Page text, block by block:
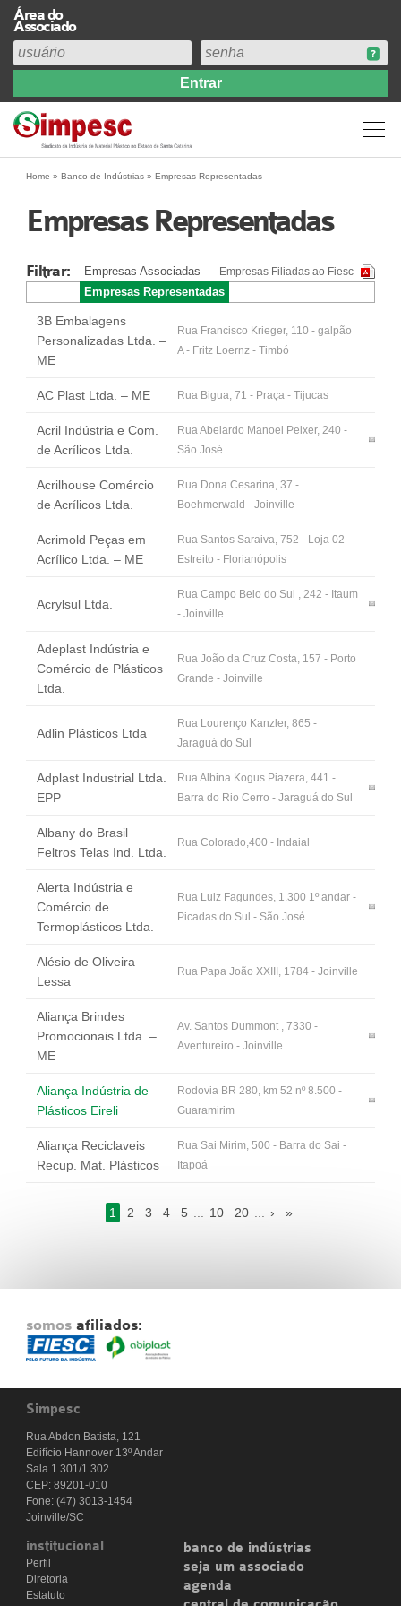
Área do
Associado
Institucional
Perfil
Diretoria
Abrangência
Acervo
Prestação de Contas
Central de Comunicação
Links
Agenda
NOSSAS ASSOCIADAS
SEJA UM ASSOCIADO
VAGAS
Home » Banco de Indústrias » Empresas Representadas
Empresas Representadas
Empresas Filiadas ao Fiesc
Filtrar:
Empresas Associadas
Empresas Representadas
3B Embalagens
Personalizadas Ltda. –
ME
Rua Francisco Krieger, 110 - galpão
A - Fritz Loernz - Timbó
AC Plast Ltda. – ME Rua Bigua, 71 - Praça - Tijucas
Acril Indústria e Com.
de Acrílicos Ltda.
Rua Abelardo Manoel Peixer, 240 -
São José
Acrilhouse Comércio
de Acrílicos Ltda.
Rua Dona Cesarina, 37 -
Boehmerwald - Joinville
Acrimold Peças em
Acrílico Ltda. – ME
Rua Santos Saraiva, 752 - Loja 02 -
Estreito - Florianópolis
Acrylsul Ltda.
Rua Campo Belo do Sul , 242 - Itaum
- Joinville
Adeplast Indústria e
Comércio de Plásticos
Ltda.
Rua João da Cruz Costa, 157 - Porto
Grande - Joinville
Adlin Plásticos Ltda
Rua Lourenço Kanzler, 865 -
Jaraguá do Sul
Adplast Industrial Ltda.
EPP
Rua Albina Kogus Piazera, 441 -
Barra do Rio Cerro - Jaraguá do Sul
Albany do Brasil
Feltros Telas Ind. Ltda.
Rua Colorado,400 - Indaial
Alerta Indústria e
Comércio de
Termoplásticos Ltda.
Rua Luiz Fagundes, 1.300 1º andar -
Picadas do Sul - São José
Alésio de Oliveira
Lessa
Rua Papa João XXIII, 1784 - Joinville
Aliança Brindes
Promocionais Ltda. –
ME
Av. Santos Dummont , 7330 -
Aventureiro - Joinville
Aliança Indústria de
Plásticos Eireli
Rodovia BR 280, km 52 nº 8.500 -
Guaramirim
Aliança Reciclaveis
Recup. Mat. Plásticos
Rua Sai Mirim, 500 - Barra do Sai -
Itapoá
1 2 3 4 5 10 20 › »
somos afiliados:
Simpesc
Rua Abdon Batista, 121
Edifício Hannover 13º Andar
Sala 1.301/1.302
CEP: 89201-010
Fone: (47) 3013-1454
Joinville/SC
institucional
Perfil
Diretoria
Estatuto
banco de indústrias
seja um associado
agenda